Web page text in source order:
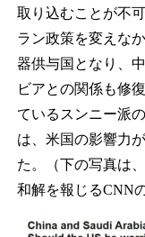
取り込むことが不
ラン政策を変えな
器供与国となり、
ビアとの関係も修
ているスンニー派
は、米国の影響力
た。（下の写真は
和解を報じるCNN